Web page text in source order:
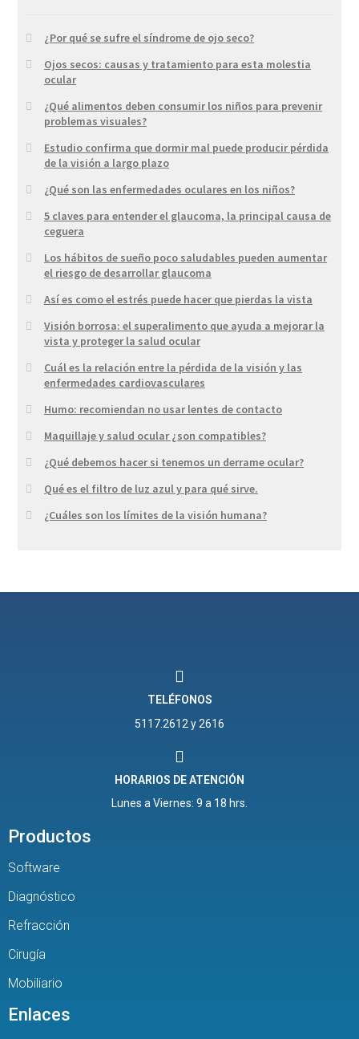
¿Por qué se sufre el síndrome de ojo seco?
Ojos secos: causas y tratamiento para esta molestia
ocular
¿Qué alimentos deben consumir los niños para prevenir
problemas visuales?
Estudio confirma que dormir mal puede producir pérdida
de la visión a largo plazo
¿Qué son las enfermedades oculares en los niños?
5 claves para entender el glaucoma, la principal causa de
ceguera
Los hábitos de sueño poco saludables pueden aumentar
el riesgo de desarrollar glaucoma
Así es como el estrés puede hacer que pierdas la vista
Visión borrosa: el superalimento que ayuda a mejorar la
vista y proteger la salud ocular
Cuál es la relación entre la pérdida de la visión y las
enfermedades cardiovasculares
Humo: recomiendan no usar lentes de contacto
Maquillaje y salud ocular ¿son compatibles?
¿Qué debemos hacer si tenemos un derrame ocular?
Qué es el filtro de luz azul y para qué sirve.
¿Cuáles son los límites de la visión humana?
TELÉFONOS
5117.2612 y 2616
HORARIOS DE ATENCIÓN
Lunes a Viernes: 9 a 18 hrs.
Productos
Software
Diagnóstico
Refracción
Cirugía
Mobiliario
Enlaces